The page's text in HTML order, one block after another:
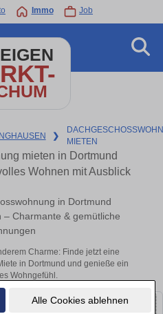
Alle Cookies ablehnen
Immo Job
❯
MIETEN
mieten in Dortmund
Wohnen mit Ausblick
in Dortmund
Charmante & gemütliche
Charme: Finde jetzt eine
in Dortmund und genieße ein
Wohngefühl.